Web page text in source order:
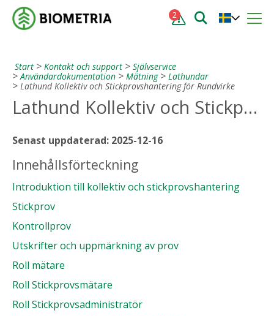
2
Start Kontakt och support
Självservice
Användardokumentation
Mätning
Lathundar
Lathund Kollektiv och Stickprovshantering för Rundvirke
Lathund Kollektiv och Stickprovshantering för Rundvirke
Senast uppdaterad: 2025-12-16
Innehållsförteckning
Introduktion till kollektiv och stickprovshantering
Stickprov
Kontrollprov
Utskrifter och uppmärkning av prov
Roll mätare
Roll Stickprovsmätare
Roll Stickprovsadministratör